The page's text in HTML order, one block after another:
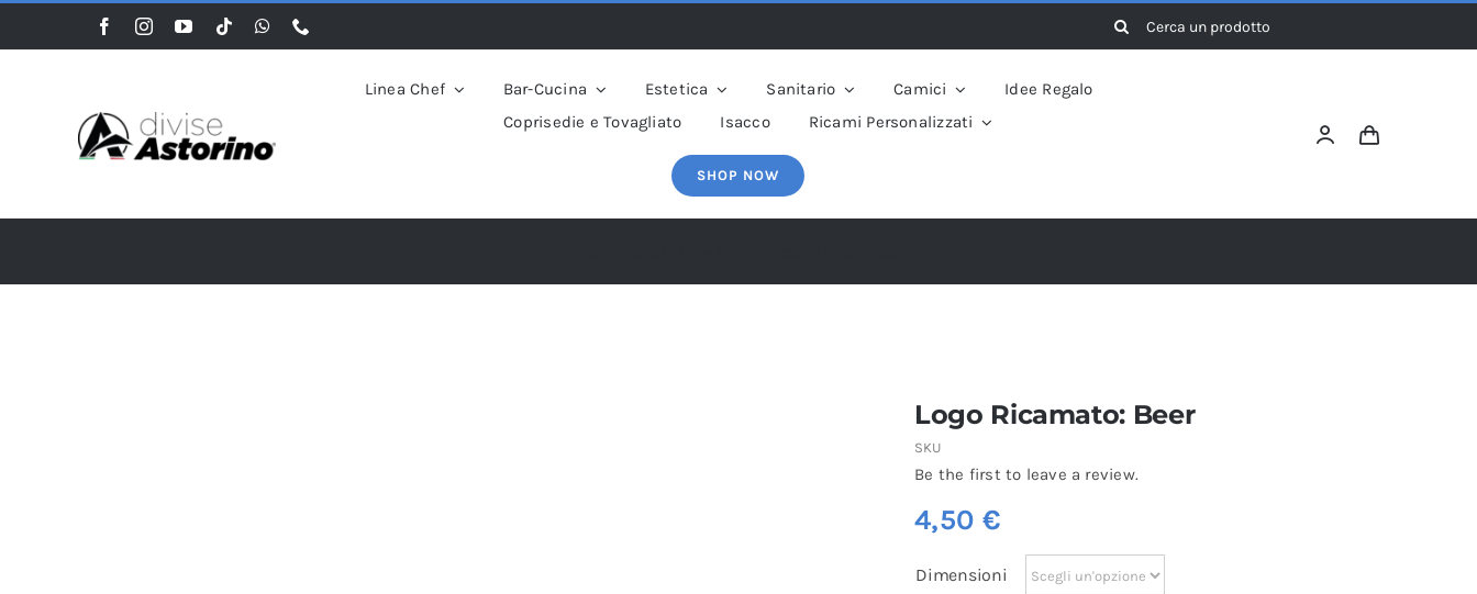
al
Cerca
per:
Linea Chef Bar-Cucina Estetica Sanitario Camici
Idee Regalo
Coprisedie e Tovagliato
Isacco Ricami Personalizzati
SHOP NOW
Logo Ricamato: Beer
SKU
Be the first to leave a review.
4,50 €
Dimensioni